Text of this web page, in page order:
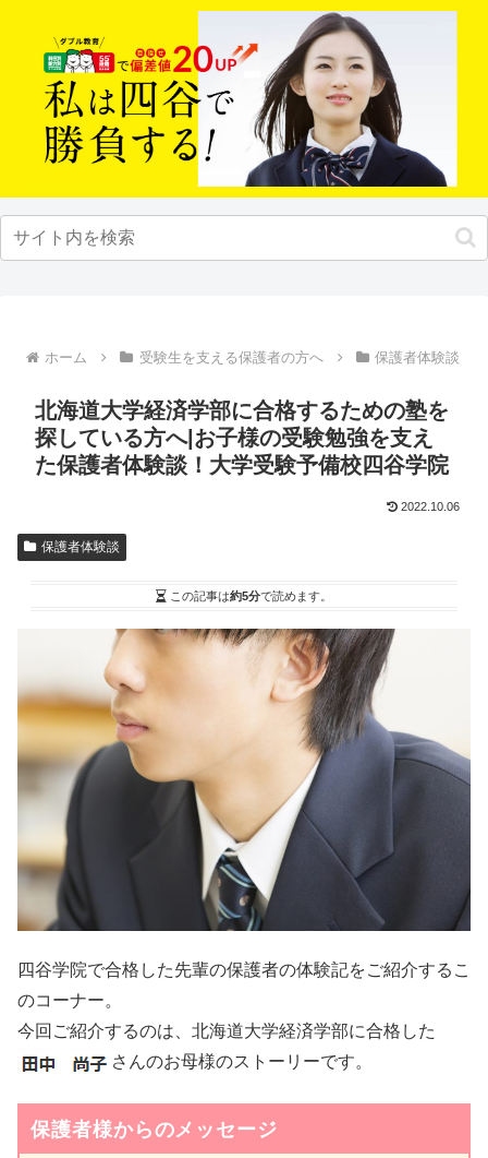
ホーム 受験生を支える保護者の方へ 保護者体験談
北海道大学経済学部に合格するための塾を
探している方へ|お子様の受験勉強を支え
た保護者体験談！大学受験予備校四谷学院
2022.10.06
保護者体験談
この記事は約5分で読めます。
四谷学院で合格した先輩の保護者の体験記をご紹介するこ
のコーナー。
今回ご紹介するのは、北海道大学経済学部に合格した
さんのお母様のストーリーです。
保護者様からのメッセージ